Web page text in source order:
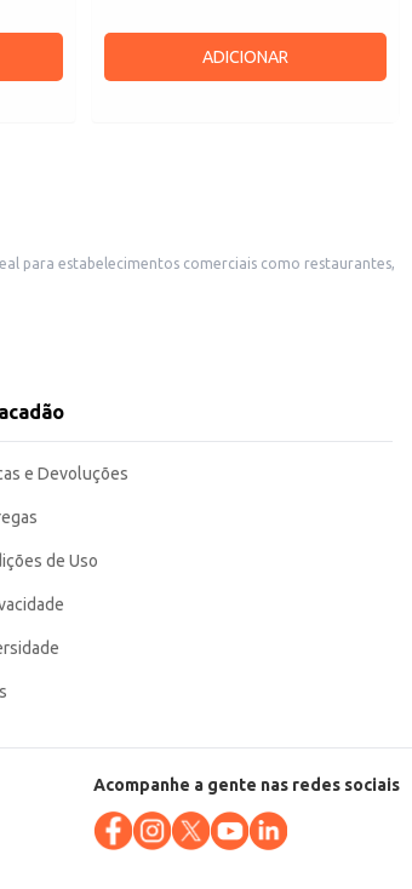
ADICIONAR
comerciais até consumidores domésticos. Sua
e Devoluções
de Uso
Acompanhe a gente nas redes sociais